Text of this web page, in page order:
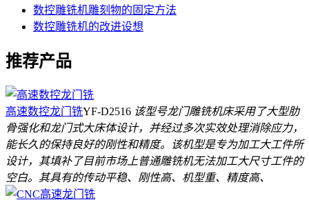
数控雕铣机雕刻物的固定方法
数控雕铣机的改进设想
推荐产品
高速数控龙门铣YF-D2516 该型号龙门雕铣机床采用了大型肋
骨强化和龙门式大床体设计，并经过多次实效处理消除应力，
能长久的保持良好的刚性和精度。该机型是专为加工大工件所
设计，其填补了目前市场上普通雕铣机无法加工大尺寸工件的
空白。其具有的传动平稳、刚性高、机型重、精度高、